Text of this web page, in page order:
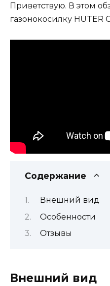
Приветствую. В этом
газонокосилку HUTER
Содержание
Внешний вид
Особенности
Отзывы
Внешний вид